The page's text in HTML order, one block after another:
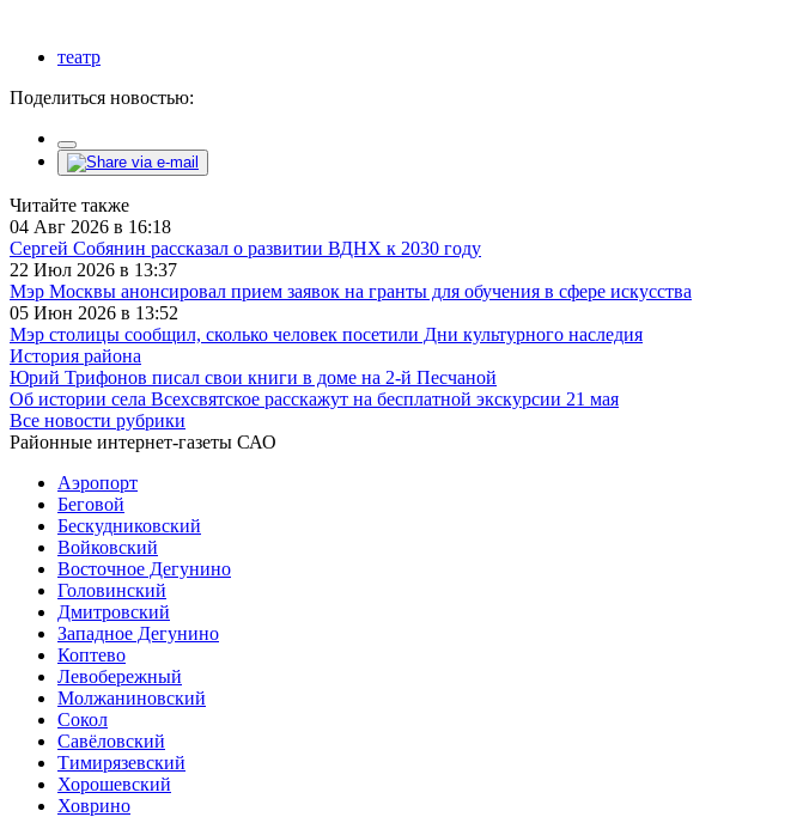
театр
Поделиться новостью:
Читайте также
04 Авг 2026 в 16:18
Сергей Собянин рассказал о развитии ВДНХ к 2030 году
22 Июл 2026 в 13:37
Мэр Москвы анонсировал прием заявок на гранты для обучения в сфере искусства
05 Июн 2026 в 13:52
Мэр столицы сообщил, сколько человек посетили Дни культурного наследия
История района
Юрий Трифонов писал свои книги в доме на 2-й Песчаной
Об истории села Всехсвятское расскажут на бесплатной экскурсии 21 мая
Все новости рубрики
Районные интернет-газеты САО
Аэропорт
Беговой
Бескудниковский
Войковский
Восточное Дегунино
Головинский
Дмитровский
Западное Дегунино
Коптево
Левобережный
Молжаниновский
Сокол
Савёловский
Тимирязевский
Хорошевский
Ховрино